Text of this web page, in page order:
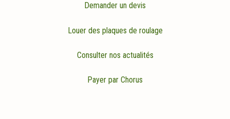
Demander un devis
Louer des plaques de roulage
Consulter nos actualités
Payer par Chorus